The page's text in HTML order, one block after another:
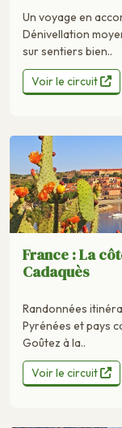
Un voyage en
Dénivellation
sur sentiers bien..
Voir le circuit
France : La
Cadaquès
Randonnées
Pyrénées et pays
Goûtez à la..
Voir le circuit